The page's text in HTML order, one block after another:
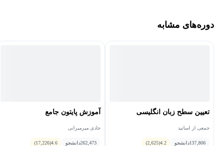
دوره‌های مشابه
تعیین سطح زبان انگلیسی
جمعی از اساتید
137,806دانشجو 4.2
(2,625)
آموزش پایتون جامع
جادی میرمیرانی
262,473دانشجو 4.6
(17,226)